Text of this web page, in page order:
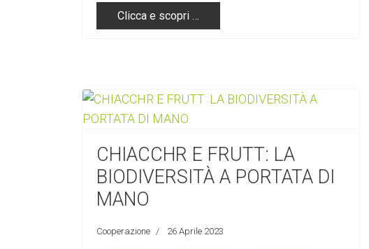
Clicca e scopri …
CHIACCHR E FRUTT: LA
BIODIVERSITÀ A PORTATA DI
MANO
Cooperazione 26 Aprile 2023